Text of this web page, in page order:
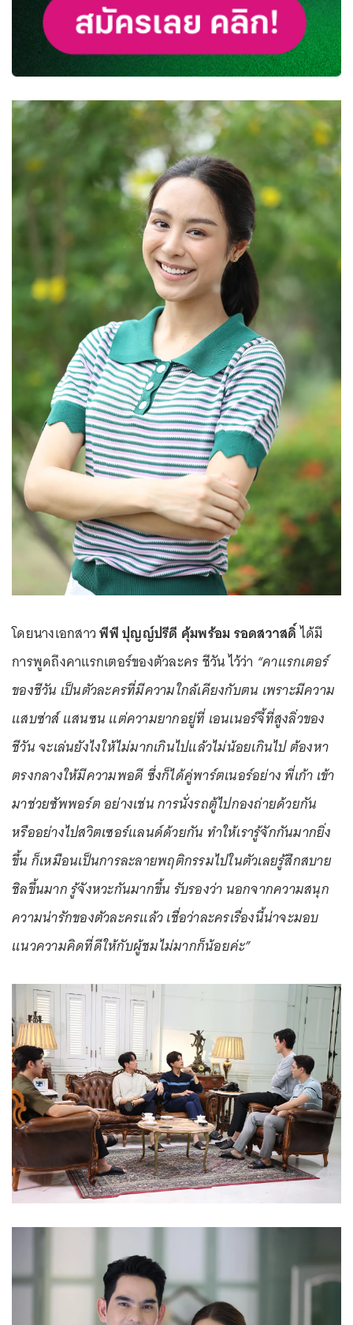
โดยนางเอกสาวพีพี ปุญญ์ปรีดี คุ้มพร้อม รอดสวาสดิ์ได้มี
การพูดถึงคาแรกเตอร์ของตัวละคร ชีวัน ไว้ว่า “คาแรกเตอร์
ของชีวัน เป็นตัวละครที่มีความใกล้เคียงกับตน เพราะมีความ
แสบซ่าส์ แสนซน แต่ความยากอยู่ที่ เอนเนอร์จี้ที่สูงลิ่วของ
ชีวัน จะเล่นยังไงให้ไม่มากเกินไปแล้วไม่น้อยเกินไป ต้องหา
ตรงกลางให้มีความพอดี ซึ่งก็ได้คู่พาร์ตเนอร์อย่าง พี่เก้า เข้า
มาช่วยซัพพอร์ต อย่างเช่น การนั่งรถตู้ไปกองถ่ายด้วยกัน
หรืออย่างไปสวิตเซอร์แลนด์ด้วยกัน ทำให้เรารู้จักกันมากยิ่ง
ขึ้น ก็เหมือนเป็นการละลายพฤติกรรมไปในตัวเลยรู้สึกสบาย
ชิลขึ้นมาก รู้จังหวะกันมากขึ้น รับรองว่า นอกจากความสนุก
ความน่ารักของตัวละครแล้ว เชื่อว่าละครเรื่องนี้น่าจะมอบ
แนวความคิดที่ดีให้กับผู้ชมไม่มากก็น้อยค่ะ”